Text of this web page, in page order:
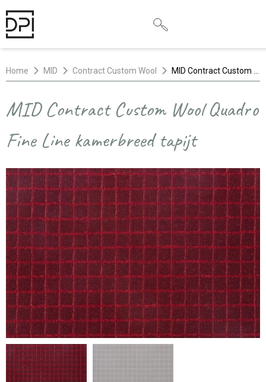
Home MID Contract Custom Wool
MID Contract Custom Wool Quadro
Fine Line kamerbreed tapijt